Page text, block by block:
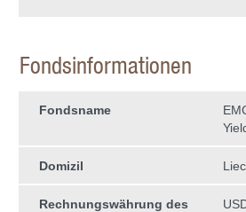
Fondsinformationen
Fondsname
Domizil
Rechnungswährung des